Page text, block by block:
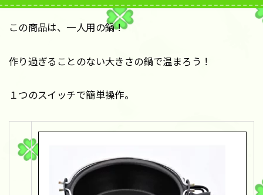
この商品は、一人用の鍋！
作り過ぎることのない大きさの鍋で温まろう！
１つのスイッチで簡単操作。